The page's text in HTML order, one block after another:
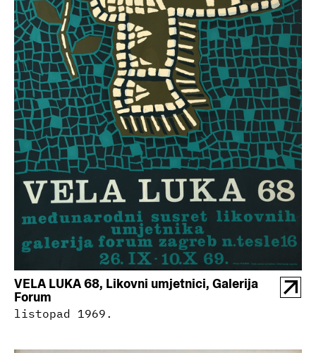
VELA LUKA 68, Likovni umjetnici, Galerija
Forum
listopad 1969.